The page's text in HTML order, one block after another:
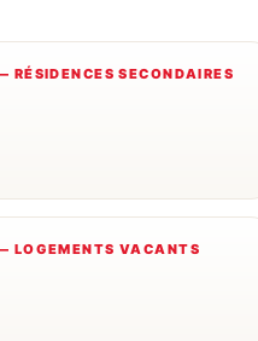
RÉSIDENCES SECONDAIRES
LOGEMENTS VACANTS